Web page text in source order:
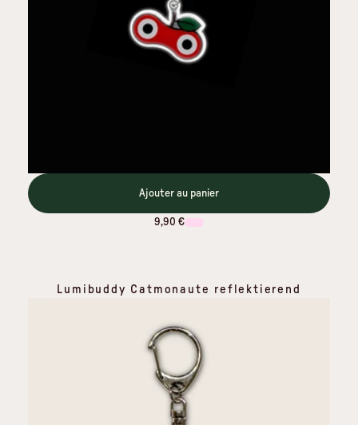
Ajouter au panier
9,90 €
Lumibuddy Catmonaute reflektierend